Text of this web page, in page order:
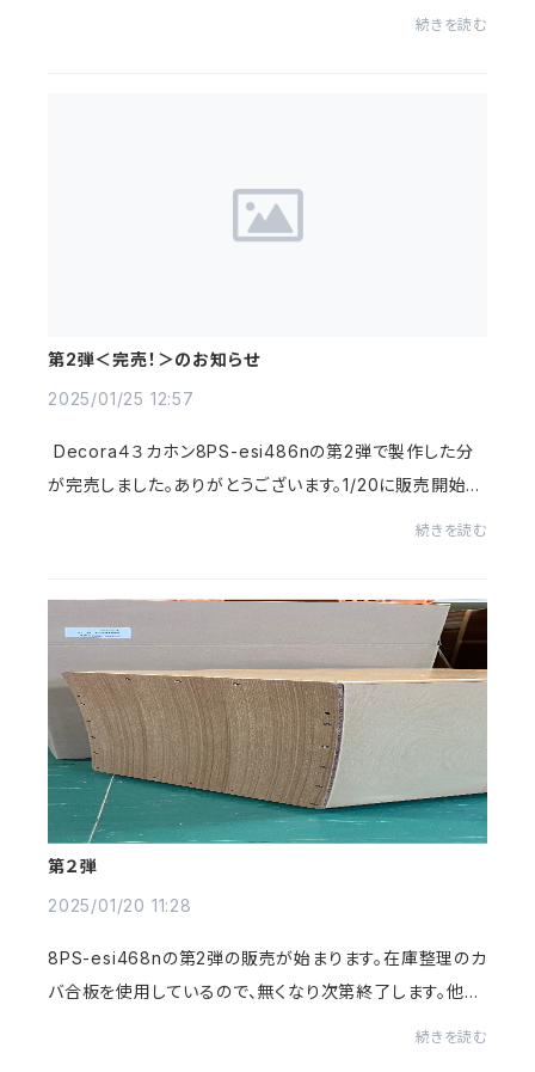
続きを読む
第2弾＜完売！＞のお知らせ
2025/01/25 12:57
Decora４３カホン8PS-esi486nの第2弾で製作した分
が完売しました。ありがとうございます。1/20に販売開始し
て1週間持たずに完売してしまいました。次回の第3弾で終
続きを読む
第２弾
2025/01/20 11:28
8PS-esi468nの第2弾の販売が始まります。在庫整理のカ
バ合板を使用しているので、無くなり次第終了します。他の
続きを読む